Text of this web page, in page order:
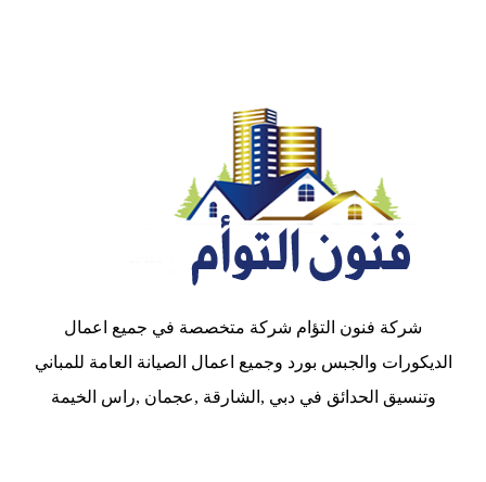
شركة فنون التؤام شركة متخصصة في جميع اعمال
الديكورات والجبس بورد وجميع اعمال الصيانة العامة للمباني
وتنسيق الحدائق في دبي ,الشارقة ,عجمان ,راس الخيمة